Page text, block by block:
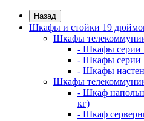
Назад
Шкафы и стойки 19
Шкафы
- Шкафы
- Шкафы серии
- Шкафы
Шкафы
- Шкаф
кг)
- Шкаф